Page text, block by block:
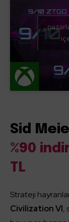
Sid
%90
TL
Strateji
Civilization VI,